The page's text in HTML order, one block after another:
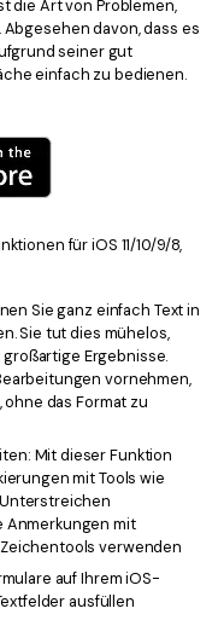
die Art von Problemen,
davon, dass es
seiner gut
einfach zu bedienen.
für iOS 11/10/9/8,
Sie ganz einfach Text in
Sie tut dies mühelos,
Ergebnisse.
vornehmen,
das Format zu
Mit dieser Funktion
mit Tools wie
Anmerkungen mit
verwenden
auf Ihrem iOS-
ausfüllen